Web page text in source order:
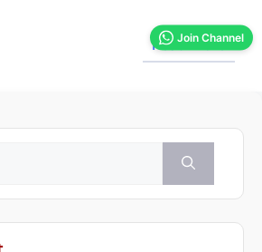
Read More
Join Channel